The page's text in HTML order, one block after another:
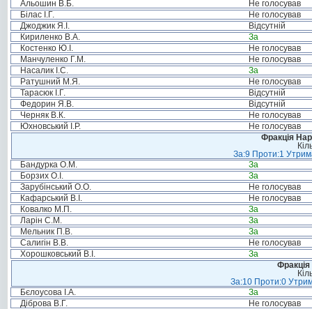
Альошин В.Б.
Не голосував
Білас І.Г.
Не голосував
Джоджик Я.І.
Відсутній
Кириленко В.А.
За
Костенко Ю.І.
Не голосував
Манчуленко Г.М.
Не голосував
Насалик І.С.
За
Ратушний М.Я.
Не голосував
Тарасюк І.Г.
Відсутній
Федорин Я.В.
Відсутній
Черняк В.К.
Не голосував
Юхновський І.Р.
Не голосував
Фракція
За:9 Проти:1
Бандурка О.М.
За
Борзих О.І.
За
Зарубінський О.О.
Не голосував
Кафарський В.І.
Не голосував
Ковалко М.П.
За
Ларін С.М.
За
Мельник П.В.
За
Салигін В.В.
Не голосував
Хорошковський В.І.
За
Фракція
За:10 Проти:0
Бєлоусова І.А.
За
Діброва В.Г.
Не голосував